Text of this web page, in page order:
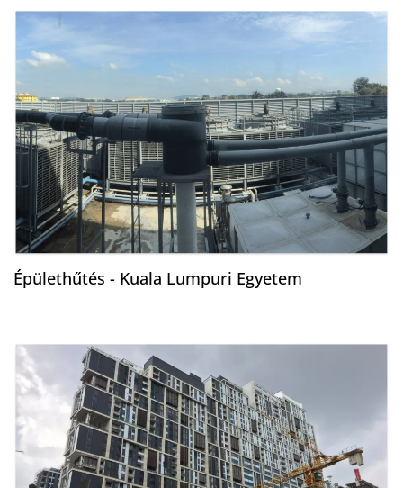
Épülethűtés - Kuala Lumpuri Egyetem